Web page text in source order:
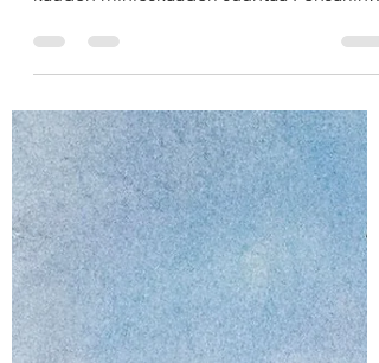
SP-postia: Minieskaaderi
Pensariin lauantaina
6.6.2026
Hei, Kesäkuun alussa suunnataan
porukalla Nauvon kaakkoispuolelle, sillä
kauden minieskaaderi suuntaa Pensariin
lauantaina 6. kesäkuuta. Päivän ohjelma ja
saapuminen: Alkuiltapäivästä parkkiin:
Tavoitellaan rantautumista Pensarin